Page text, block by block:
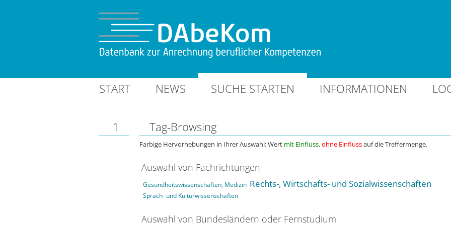
START NEWS SUCHE STARTEN INFORMATIONEN
1 Tag-Browsing
Farbige Hervorhebungen in Ihrer Auswahl: Wert mit Einfluss,ohne Einflussauf die Treffermenge.
Auswahl von Fachrichtungen
Gesundheitswissenschaften, Medizin Rechts-, Wirtschafts- und Sozialwissenschaften
Sprach- und Kulturwissenschaften
Auswahl von Bundesländern oder Fernstudium